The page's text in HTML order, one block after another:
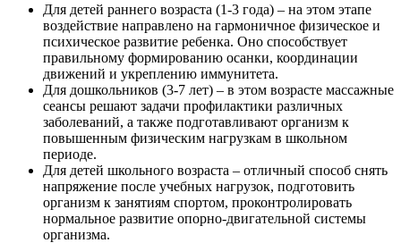
Для детей раннего возраста (1-3 года) – на этом этапе
воздействие направлено на гармоничное физическое и
психическое развитие ребенка. Оно способствует
правильному формированию осанки, координации
движений и укреплению иммунитета.
Для дошкольников (3-7 лет) – в этом возрасте массажные
сеансы решают задачи профилактики различных
заболеваний, а также подготавливают организм к
повышенным физическим нагрузкам в школьном
периоде.
Для детей школьного возраста – отличный способ снять
напряжение после учебных нагрузок, подготовить
организм к занятиям спортом, проконтролировать
нормальное развитие опорно-двигательной системы
организма.